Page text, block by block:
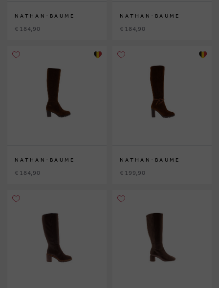
NATHAN-BAUME
€ 184,90
NATHAN-BAUME
€ 184,90
NATHAN-BAUME
€ 184,90
NATHAN-BAUME
€ 199,90